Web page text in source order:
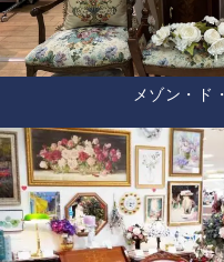
メゾン・ド